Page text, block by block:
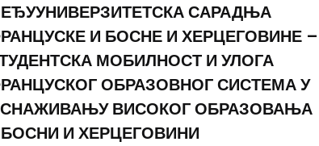
САРАДЊА
И БОСНЕ И ХЕРЦЕГОВИНЕ –
МОБИЛНОСТ И УЛОГА
ОБРАЗОВНОГ СИСТЕМА У
ВИСОКОГ ОБРАЗОВАЊА
И ХЕРЦЕГОВИНИ